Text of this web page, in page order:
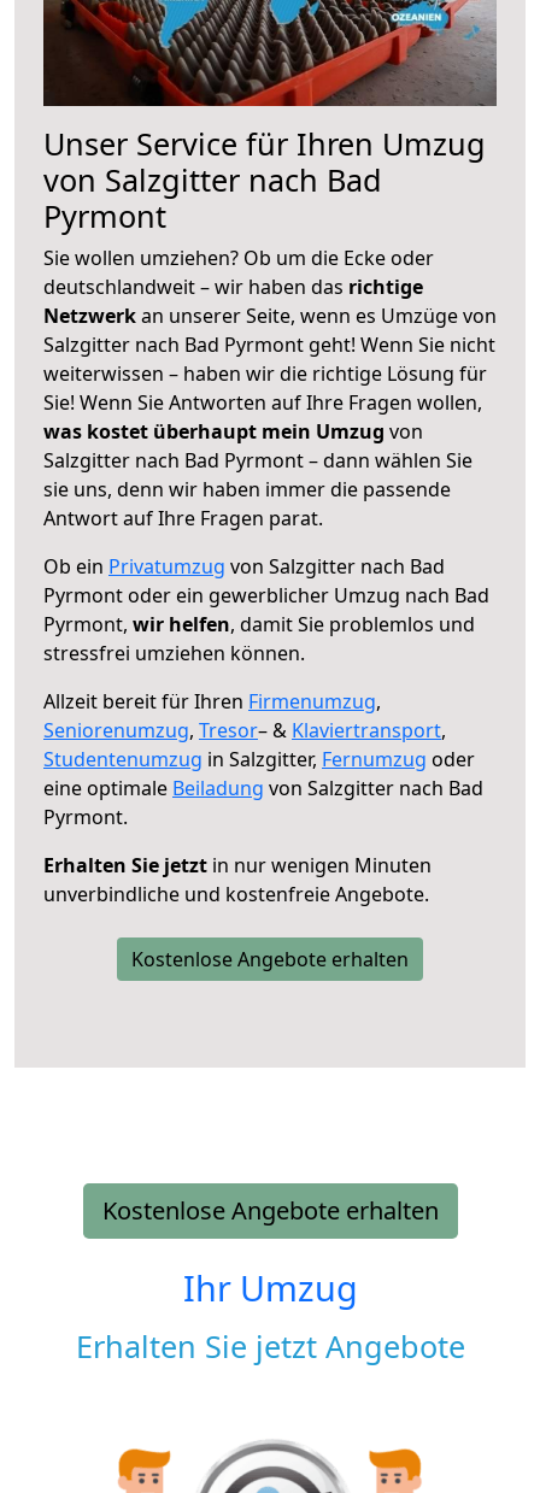
Unser Service für Ihren Umzug
von Salzgitter nach Bad
Pyrmont
Sie wollen umziehen? Ob um die Ecke oder
deutschlandweit – wir haben das richtige
Netzwerkan unserer Seite, wenn es Umzüge von
Salzgitter nach Bad Pyrmont geht! Wenn Sie nicht
weiterwissen – haben wir die richtige Lösung für
Sie! Wenn Sie Antworten auf Ihre Fragen wollen,
was kostet überhaupt mein Umzug von
Salzgitter nach Bad Pyrmont – dann wählen Sie
sie uns, denn wir haben immer die passende
Antwort auf Ihre Fragen parat.
Ob ein Privatumzug von Salzgitter nach Bad
Pyrmont oder ein gewerblicher Umzug nach Bad
Pyrmont, wir helfen, damit Sie problemlos und
stressfrei umziehen können.
Allzeit bereit für Ihren Firmenumzug,
Seniorenumzug, Tresor– & Klaviertransport,
Studentenumzug in Salzgitter, Fernumzug oder
eine optimale Beiladung von Salzgitter nach Bad
Pyrmont.
Erhalten Sie jetzt in nur wenigen Minuten
unverbindliche und kostenfreie Angebote.
Kostenlose Angebote erhalten
Kostenlose Angebote erhalten
Ihr Umzug
Erhalten Sie jetzt Angebote